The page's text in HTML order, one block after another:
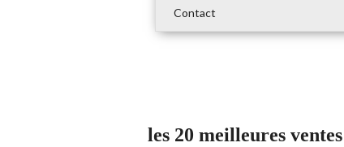
Contact
les 20 meilleures